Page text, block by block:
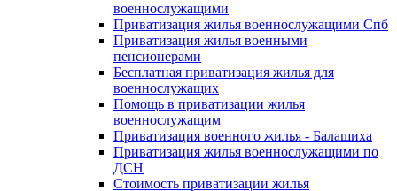
военнослужащими
Приватизация жилья военнослужащими Спб
Приватизация жилья военными
пенсионерами
Бесплатная приватизация жилья для
военнослужащих
Помощь в приватизации жилья
военнослужащим
Приватизация военного жилья - Балашиха
Приватизация жилья военнослужащими по
ДСН
Стоимость приватизации жилья